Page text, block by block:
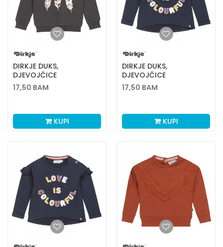
DIRKJE DUKS,
DJEVOJČICE
17,50 BAM
KUPI
DIRKJE DUKS,
DJEVOJČICE
17,50 BAM
KUPI